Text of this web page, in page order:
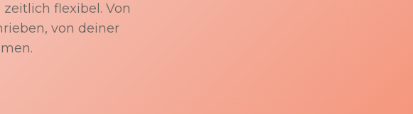
flexibel. Von
von deiner